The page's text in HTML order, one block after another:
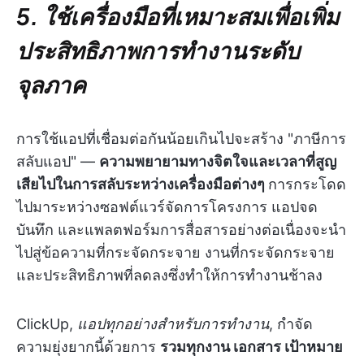
5. ใช้เครื่องมือที่เหมาะสมเพื่อเพิ่ม
ประสิทธิภาพการทำงานระดับ
จุลภาค
การใช้แอปที่เชื่อมต่อกันน้อยเกินไปจะสร้าง "ภาษีการ
สลับแอป" — ความพยายามทางจิตใจและเวลาที่สูญ
เสียไปในการสลับระหว่างเครื่องมือต่างๆ การกระโดด
ไปมาระหว่างซอฟต์แวร์จัดการโครงการ แอปจด
บันทึก และแพลตฟอร์มการสื่อสารอย่างต่อเนื่องจะนำ
ไปสู่ข้อความที่กระจัดกระจาย งานที่กระจัดกระจาย
และประสิทธิภาพที่ลดลงซึ่งทำให้การทำงานช้าลง
ClickUp, แอปทุกอย่างสำหรับการทำงาน, กำจัด
ความยุ่งยากนี้ด้วยการ รวมทุกงาน เอกสาร เป้าหมาย